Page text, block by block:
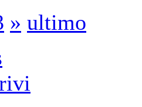
» ultimo